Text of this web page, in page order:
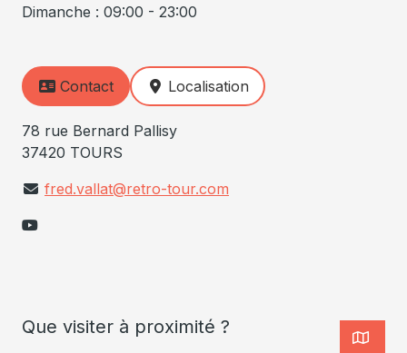
Dimanche : 09:00 - 23:00
Contact Localisation
78 rue Bernard Pallisy
37420 TOURS
fred.vallat@retro-tour.com
Que visiter à proximité ?